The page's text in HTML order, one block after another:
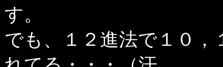
す。
でも、１２進法で１０